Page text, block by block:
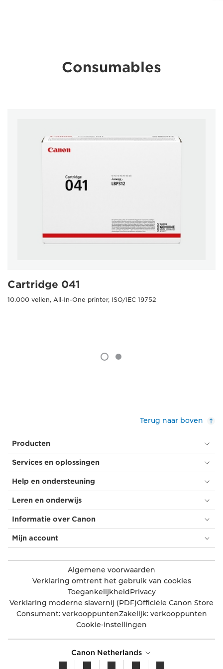
Consumables
Cartridge 041
10.000 vellen, All-In-One printer, ISO/IEC 19752
Terug naar boven
Producten
Services en oplossingen
Help en ondersteuning
Leren en onderwijs
Informatie over Canon
Mijn account
Algemene voorwaarden
Verklaring omtrent het gebruik van cookies
ToegankelijkheidPrivacy
Verklaring moderne slavernij (PDF)Officiële Canon Store
Consument: verkooppuntenZakelijk: verkooppunten
Cookie-instellingen
Canon Netherlands